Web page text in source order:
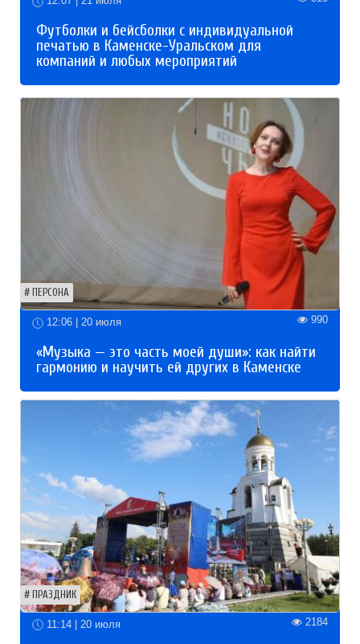
Футболки и бейсболки с индивидуальной
печатью в Каменске-Уральском для
компаний и любых мероприятий
ПЕРСОНА
12:06 | 20 июля 990
«Музыка — это часть моей души»: как найти
гармонию и научить ей других в Каменске
ПРАЗДНИК
11:14 | 20 июля 2184